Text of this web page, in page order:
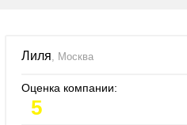
Лиля, Москва
Оценка компании:
5